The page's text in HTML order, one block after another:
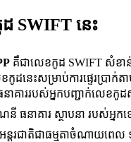
SWIFT នេះ
គឺជាលេខកូដ SWIFT សំខា
កូដនេះសម្រាប់ការផ្ទេរប្រាក់ត
នាគាររបស់អ្នកបញ្ជាក់លេខកូដ
ធនាគារ ស្ថាបនា របស់អ្នកទៅ
ក់អន្តរជាតិជាធម្មតាចំណាយពេល ១